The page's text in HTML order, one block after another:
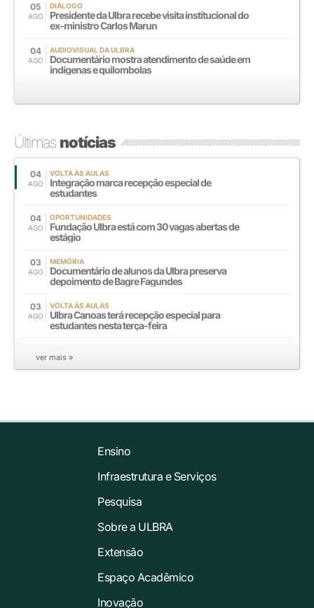
05
AGO
DIÁLOGO
Presidente da Ulbra recebe visita institucional do
ex-ministro Carlos Marun
04
AGO
AUDIOVISUAL DA ULBRA
Documentário mostra atendimento de saúde em
indígenas e quilombolas
Últimasnotícias
04
AGO
VOLTA ÀS AULAS
Integração marca recepção especial de
estudantes
04
AGO
OPORTUNIDADES
Fundação Ulbra está com 30 vagas abertas de
estágio
03
AGO
MEMÓRIA
Documentário de alunos da Ulbra preserva
depoimento de Bagre Fagundes
03
AGO
VOLTA ÀS AULAS
Ulbra Canoas terá recepção especial para
estudantes nesta terça-feira
ver mais »
Ensino
Infraestrutura e Serviços
Pesquisa
Sobre a ULBRA
Extensão
Espaço Acadêmico
Inovação